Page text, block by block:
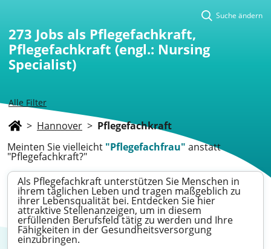
Alle Filter
Suche ändern
273 Jobs als Pflegefachkraft,
Pflegefachkraft (engl.: Nursing
Specialist)
> Hannover > Pflegefachkraft
Meinten Sie vielleicht "Pflegefachfrau" anstatt
"Pflegefachkraft?"
Als Pflegefachkraft unterstützen Sie Menschen in
ihrem täglichen Leben und tragen maßgeblich zu
ihrer Lebensqualität bei. Entdecken Sie hier
attraktive Stellenanzeigen, um in diesem
erfüllenden Berufsfeld tätig zu werden und Ihre
Fähigkeiten in der Gesundheitsversorgung
einzubringen.